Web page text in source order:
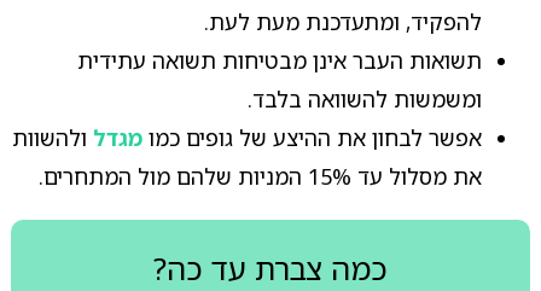
להפקיד, ומתעדכנת מעת לעת.
תשואות העבר אינן מבטיחות תשואה עתידית
ומשמשות להשוואה בלבד.
אפשר לבחון את ההיצע של גופים כמו מגדל ולהשוות
את מסלול עד 15% המניות שלהם מול המתחרים.
כמה צברת עד כה?